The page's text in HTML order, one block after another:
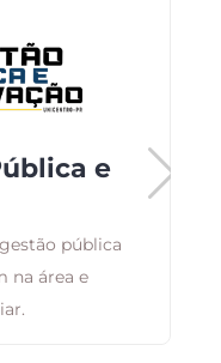
e
pública
na área e